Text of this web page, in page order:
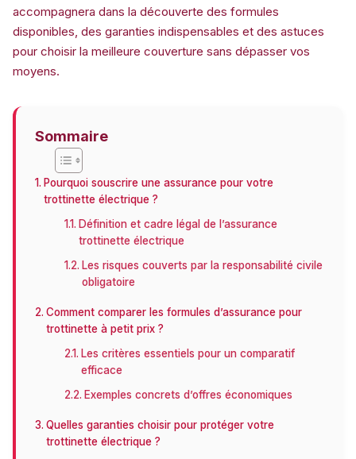
accompagnera dans la découverte des formules
disponibles, des garanties indispensables et des astuces
pour choisir la meilleure couverture sans dépasser vos
moyens.
Sommaire
Pourquoi souscrire une assurance pour votre
trottinette électrique ?
Définition et cadre légal de l’assurance
trottinette électrique
Les risques couverts par la responsabilité civile
obligatoire
Comment comparer les formules d’assurance pour
trottinette à petit prix ?
Les critères essentiels pour un comparatif
efficace
Exemples concrets d’offres économiques
Quelles garanties choisir pour protéger votre
trottinette électrique ?